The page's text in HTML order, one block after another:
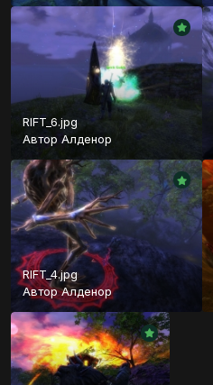
RIFT_6.jpg
Автор Алденор
RIFT_4.jpg
АвторАлденор